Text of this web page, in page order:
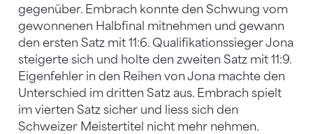
gegenüber. Embrach konnte den Schwung vom
gewonnenen Halbfinal mitnehmen und gewann
den ersten Satz mit 11:6. Qualifikationssieger Jona
steigerte sich und holte den zweiten Satz mit 11:9.
Eigenfehler in den Reihen von Jona machte den
Unterschied im dritten Satz aus. Embrach spielt
im vierten Satz sicher und liess sich den
Schweizer Meistertitel nicht mehr nehmen.